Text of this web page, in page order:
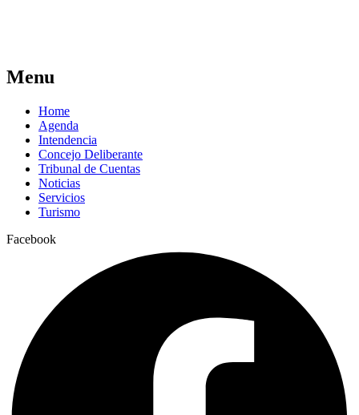
Menu
Home
Agenda
Intendencia
Concejo Deliberante
Tribunal de Cuentas
Noticias
Servicios
Turismo
Facebook